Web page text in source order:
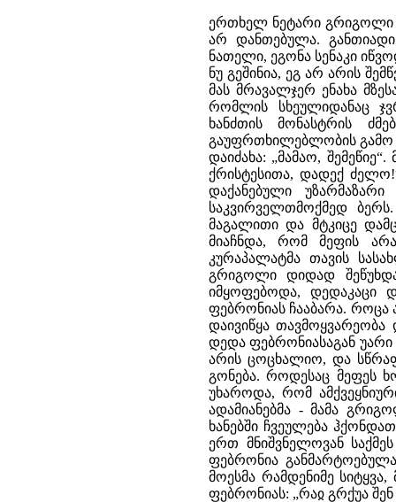
ერთხელ ნეტარი გრიგოლი
არ დანთებულა.
ნათელი, ეგონა სენაკი
ნუ გეშინია, ეგ არ არის
მას მრავალჯერ ენახა
რომლის სხეულიდანაც
ხანძთის მონასტრის
გაუფრთხილებლობის გამო
დაიძახა: „მამაო,
ქრისტესითა, დადექ
დაქანებული
საკვირველთმოქმედ
მაგალითი და მტკიცე
მიაჩნდა, რომ მეფის
კურაპალატმა თავის
გრიგოლი დიდად
იმყოფებოდა, დედაკაცი
ფებრონიას ჩააბარა. როცა
დაივიწყა
დედა ფებრონიასაგან
არის ცოცხალიო, და
გონება. როდესაც მეფეს
უხაროდა, რომ
ადამიანებმა - მამა
ხანებში ჩვეულება
ერთ მნიშვნელოვან
ფებრონია
მოესმა რამდენიმე
ფებრონიას: „რაჲ გრქუა